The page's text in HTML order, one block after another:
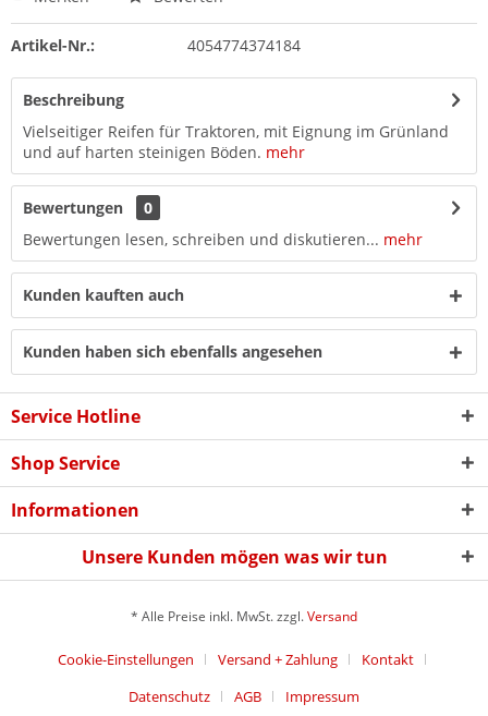
Artikel-Nr.: 4054774374184
Beschreibung
Vielseitiger Reifen für Traktoren, mit Eignung im Grünland
und auf harten steinigen Böden. mehr
Bewertungen
0
Bewertungen lesen, schreiben und diskutieren... mehr
Kunden kauften auch
Kunden haben sich ebenfalls angesehen
Service Hotline
Shop Service
Informationen
Unsere Kunden mögen was wir tun
* Alle Preise inkl. MwSt. zzgl.Versand
Cookie-Einstellungen Versand + Zahlung
Kontakt
Datenschutz
AGB
Impressum